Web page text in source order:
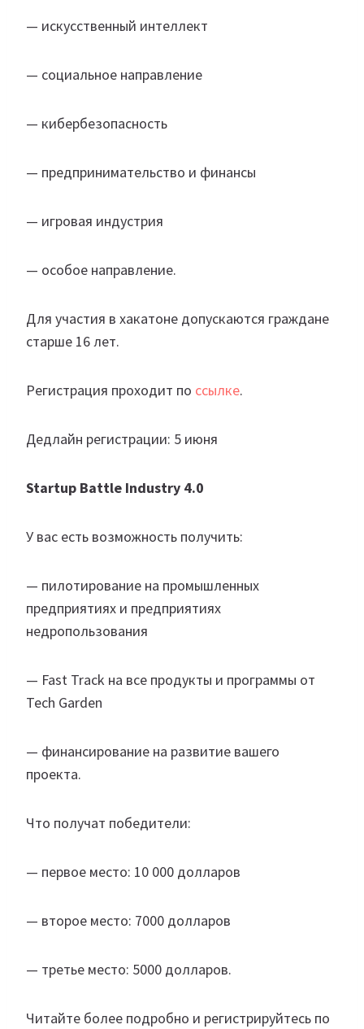
— искусственный интеллект
— социальное направление
— кибербезопасность
— предпринимательство и финансы
— игровая индустрия
— особое направление.
Для участия в хакатоне допускаются граждане
старше 16 лет.
Регистрация проходит по ссылке.
Дедлайн регистрации: 5 июня
Startup Battle Industry 4.0
У вас есть возможность получить:
— пилотирование на промышленных
предприятиях и предприятиях
недропользования
— Fast Track на все продукты и программы от
Tech Garden
— финансирование на развитие вашего
проекта.
Что получат победители:
— первое место: 10 000 долларов
— второе место: 7000 долларов
— третье место: 5000 долларов.
Читайте более подробно и регистрируйтесь по